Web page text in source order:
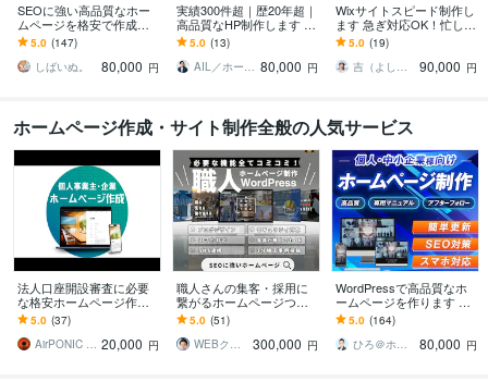
SEOに強い高品質なホー
ムページを格安で作成し
ます ホームページ制作歴1
0年以上！安いけど本格的
なHP制作
5.0 (147)
しばいぬ。
80,000 円
実績300件超｜歴20年超｜
高品質なHP制作します W
ordPress/ホームページ制
作/SEO/リニューアル
5.0 (13)
AIL／ホームページ・wordpress 80,000 円
Wixサイトスピード制作し
ます 急ぎ対応OK！忙しい
方のためのサイト制作
5.0 (19)
吉（よし）｜Wix公認パートナー
90,000 円
ホームページ作成・サイト制作全般の人気サービス
法人口座開設審査に必要
な格安ホームページ作成
します 法人銀行口座開設
審査、webサイト作成、コ
ーポレートサイトに
5.0 (37)
AirPONIC JOHN（ジョン） 20,000 円
職人さんの集客・採用に
繋がるホームページつく
ります 大手ホームページ
制作会社で7年で200社以
上の制作実績！
5.0 (51)
WEBクリエイター ヨシ
300,000 円
WordPressで高品質なホ
ームページを作ります シ
ンプル/SEO/ホームペー
ジ/おしゃれ/スタイリッシ
ュ
5.0 (164)
ひろ＠ホームページ制作
80,000 円